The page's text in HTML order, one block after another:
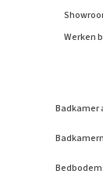
Badkamer
Werken